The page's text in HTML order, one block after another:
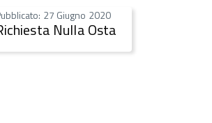
27 Giugno 2020
Nulla Osta